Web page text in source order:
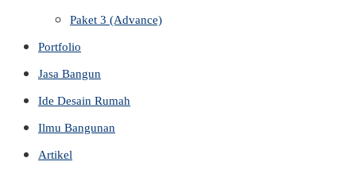
Paket 3 (Advance)
Portfolio
Jasa Bangun
Ide Desain Rumah
Ilmu Bangunan
Artikel